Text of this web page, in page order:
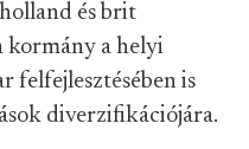
és brit
kormány a helyi
felfejlesztésében is
diverzifikációjára.